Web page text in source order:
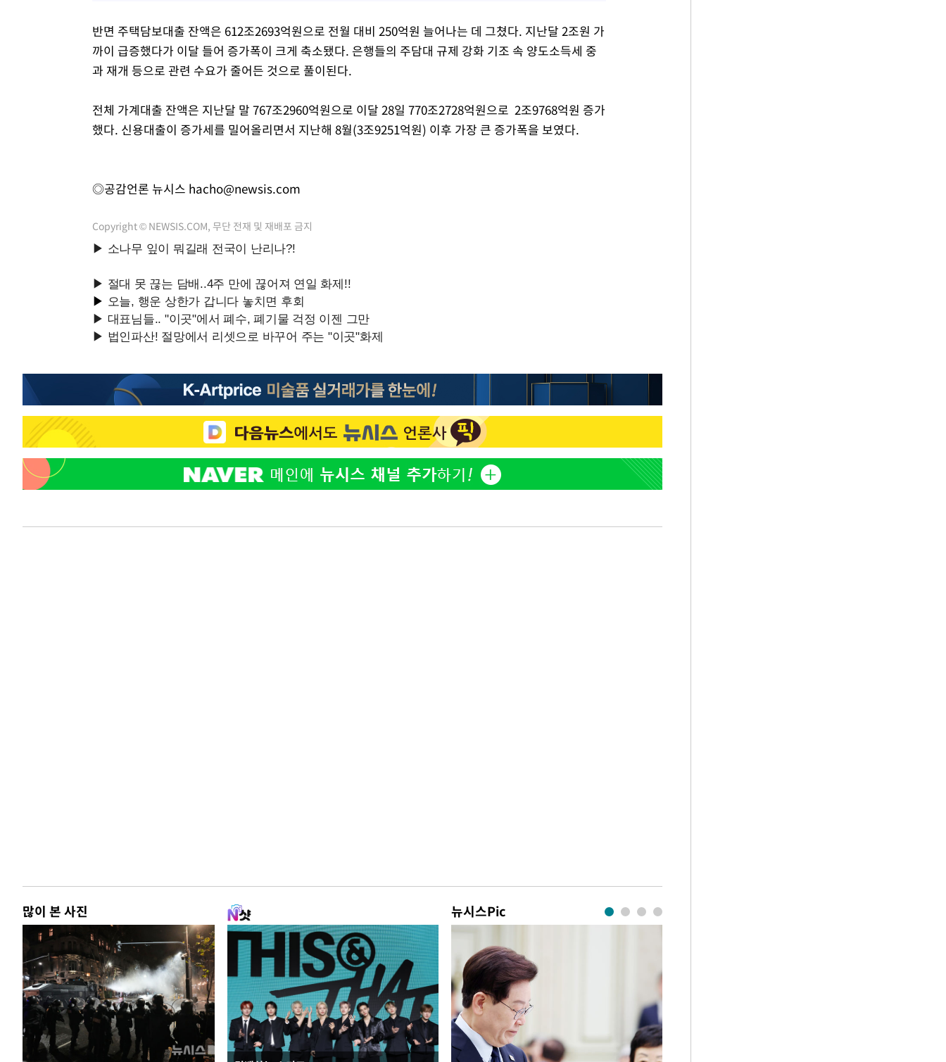
반면 주택담보대출 잔액은 612조2693억원으로 전월 대비 250억원 늘어나는 데 그쳤다. 지난달 2조원 가
까이 급증했다가 이달 들어 증가폭이 크게 축소됐다. 은행들의 주담대 규제 강화 기조 속 양도소득세 중
과 재개 등으로 관련 수요가 줄어든 것으로 풀이된다.
전체 가계대출 잔액은 지난달 말 767조2960억원으로 이달 28일 770조2728억원으로 2조9768억원 증가
했다. 신용대출이 증가세를 밀어올리면서 지난해 8월(3조9251억원) 이후 가장 큰 증가폭을 보였다.
◎공감언론 뉴시스 hacho@newsis.com
Copyright © NEWSIS.COM, 무단 전재 및 재배포 금지
많이 본 사진 뉴시스Pic